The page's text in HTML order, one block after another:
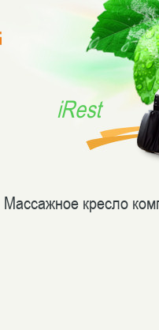
iRest
Массажное кресло